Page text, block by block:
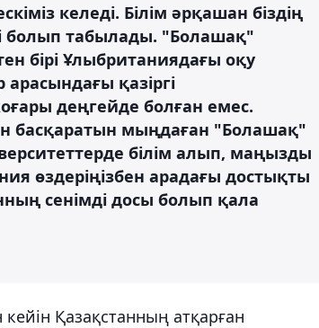
келеді. Білім әрқашан біздің
болып табылады. "Болашақ"
бірі Ұлыбританиядағы оқу
қазіргі
деңгейде болған емес.
басқаратын мыңдаған "Болашақ"
білім алып, маңызды
өздеріңізбен арадағы достықты
сенімді досы болып қала
Қазақстанның атқарған